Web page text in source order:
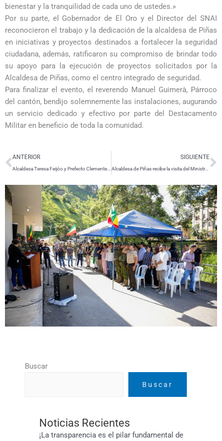
bienestar y la tranquilidad de cada uno de ustedes.»
Por su parte, el Gobernador de El Oro y el Director del SNAI
reconocieron el trabajo y la dedicación de la alcaldesa de Piñas
en iniciativas y proyectos destinados a fortalecer la seguridad
ciudadana, además, ratificaron su compromiso de brindar todo
su apoyo para la ejecución de proyectos solicitados por la
Alcaldesa de Piñas, como el centro integrado de seguridad.
Para finalizar el evento, el reverendo Manuel Guimerà, Párroco
del cantón, bendijo solemnemente las instalaciones, augurando
un servicio dedicado y efectivo por parte del Destacamento
Militar en beneficio de toda la comunidad.
ANTERIOR
Alcaldesa Teresa Feijóo y Prefecto Clemente Bravo Lideran Avance Vial en Moromoro
SIGUIENTE
Alcaldesa de Piñas recibe la visita del Ministro de Agricultura y Ganadería
Buscar
Buscar
Noticias Recientes
¡La transparencia es el pilar fundamental de